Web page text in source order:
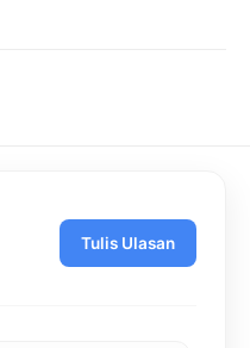
Tulis Ulasan